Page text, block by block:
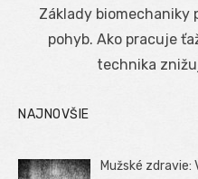
Základy
pohyb. Ako pracuje
technika
NAJNOVŠIE
Mužské